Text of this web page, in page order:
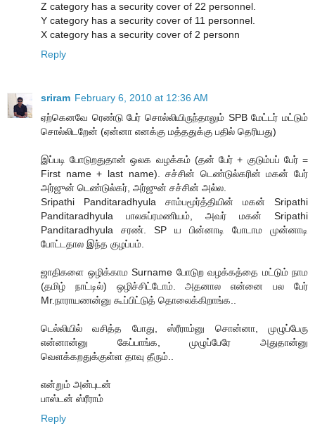
Z category has a security cover of 22 personnel.
Y category has a security cover of 11 personnel.
X category has a security cover of 2 personn
Reply
sriram February 6, 2010 at 12:36 AM
ஏற்கெனவே ரெண்டு பேர் சொல்லியிருந்தாலும் SPB மேட்டர் மட்டும்
சொல்லிடறேன் (ஏன்னா எனக்கு மத்ததுக்கு பதில் தெரியது)
இப்படி போடுறதுதான் ஒலக வழக்கம் (தன் பேர் + குடும்பப் பேர் =
First name + last name). சச்சின் டெண்டுல்கரின் மகன் பேர்
அர்ஜுன் டெண்டுல்கர், அர்ஜுன் சச்சின் அல்ல.
Sripathi Panditaradhyula சாம்பமூர்த்தியின் மகன் Sripathi
Panditaradhyula பாலசுப்ரமணியம், அவர் மகன் Sripathi
Panditaradhyula சரண். SP ய பின்னாடி போடாம முன்னாடி
போட்டதால இந்த குழப்பம்.
ஜாதிகளை ஒழிக்காம Surname போடுற வழக்கத்தை மட்டும் நாம
(தமிழ் நாட்டில்) ஒழிச்சிட்டோம். அதனால என்னை பல பேர்
Mr.நாராயணன்னு கூப்பிட்டுத் தொலைக்கிறாங்க..
டெல்லியில் வசித்த போது, ஸ்ரீராம்னு சொன்னா, முழுப்பேரு
என்னான்னு கேப்பாங்க, முழுப்பேரே அதுதான்னு
வெளக்கறதுக்குள்ள தாவு தீரும்..
என்றும் அன்புடன்
பாஸ்டன் ஸ்ரீராம்
Reply